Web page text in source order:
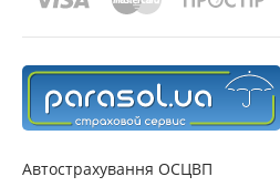
Автострахування ОСЦВП